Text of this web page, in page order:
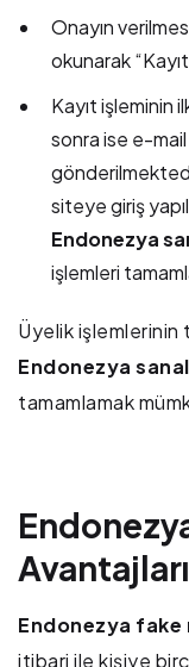
Onayın
okunarak
Kayıt işleminin
sonra ise e-
siteye giriş
Endonezya
işlemleri
Üyelik işlemlerinin
Endonezya
tamamlamak
Endonezya fake
itibari ile kişiye